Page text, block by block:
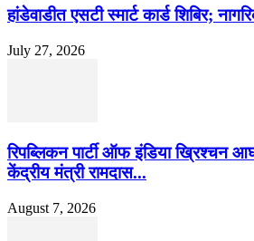
हांडेवाडीत एसटी स्मार्ट कार्ड शिबिर;
July 27, 2026
रिपब्लिकन पार्टी ऑफ इंडिया ख्रिश्चन
केंद्रीय मंत्री रामदास...
August 7, 2026